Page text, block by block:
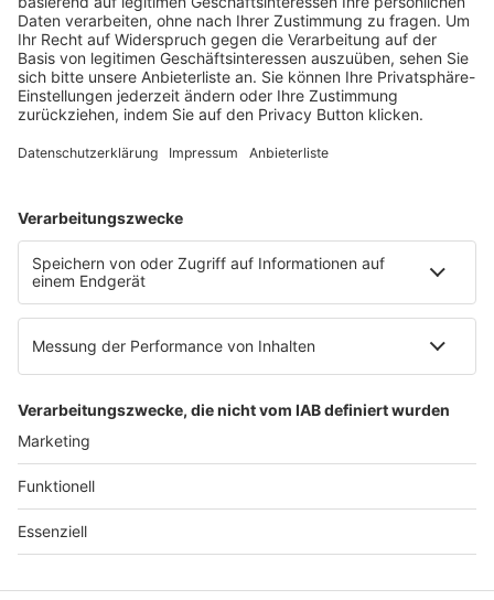
dfv Mediengruppe
Mainzer Landstr. 251
60326 Frankfurt am Main
E-Mail:info@ruw.de
Web:https://www.ruw.de
AGB
Datenschutzerklärung
Genderhinweis
Cookie-Einstellungen